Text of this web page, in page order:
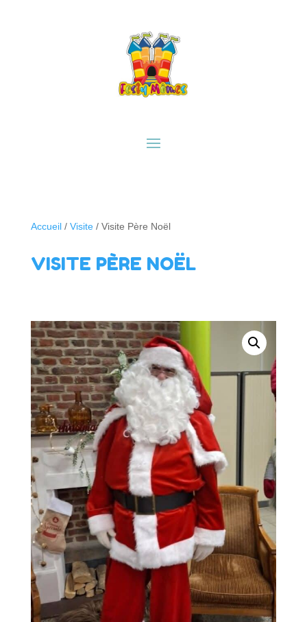
Accueil/ Visite/ Visite Père Noël
VISITE PÈRE NOËL